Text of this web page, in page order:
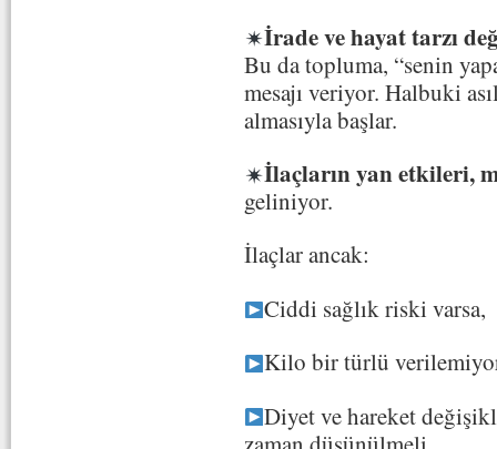
İrade ve hayat tarzı
Bu da topluma, “senin
mesajı veriyor. Halbuki
almasıyla başlar.
İlaçların yan etkileri,
geliniyor.
İlaçlar ancak:
Ciddi sağlık riski varsa,
Kilo bir türlü
Diyet ve hareket